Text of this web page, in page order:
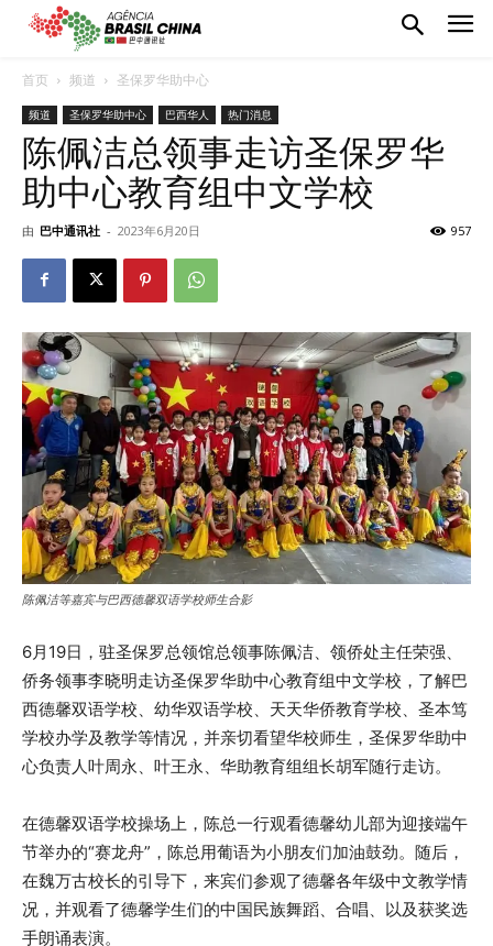
首页 频道 圣保罗华助中心
频道 圣保罗华助中心 巴西华人 热门消息
陈佩洁总领事走访圣保罗华
助中心教育组中文学校
由 巴中通讯社 - 2023年6月20日 957
陈佩洁等嘉宾与巴西德馨双语学校师生合影
6月19日，驻圣保罗总领馆总领事陈佩洁、领侨处主任荣强、
侨务领事李晓明走访圣保罗华助中心教育组中文学校，了解巴
西德馨双语学校、幼华双语学校、天天华侨教育学校、圣本笃
学校办学及教学等情况，并亲切看望华校师生，圣保罗华助中
心负责人叶周永、叶王永、华助教育组组长胡军随行走访。
在德馨双语学校操场上，陈总一行观看德馨幼儿部为迎接端午
节举办的“赛龙舟”，陈总用葡语为小朋友们加油鼓劲。随后，
在魏万古校长的引导下，来宾们参观了德馨各年级中文教学情
况，并观看了德馨学生们的中国民族舞蹈、合唱、以及获奖选
手朗诵表演。